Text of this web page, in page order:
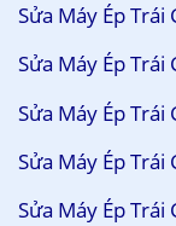
Sửa Máy Ép Trái
Sửa Máy Ép Trái
Sửa Máy Ép Trái
Sửa Máy Ép Trái
Sửa Máy Ép Trái